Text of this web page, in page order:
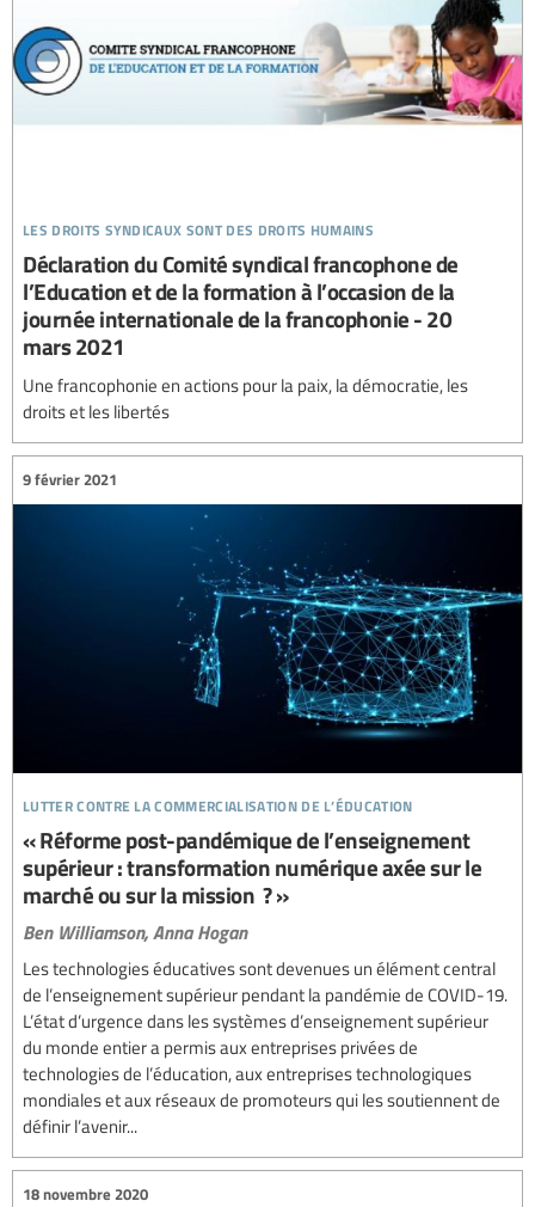
les droits syndicaux sont des droits humains
Déclaration du Comité syndical francophone de
l’Education et de la formation à l’occasion de la
journée internationale de la francophonie - 20
mars 2021
Une francophonie en actions pour la paix, la démocratie, les
droits et les libertés
lutter contre la commercialisation de l’éducation
9 février 2021
« Réforme post-pandémique de l’enseignement
supérieur : transformation numérique axée sur le
marché ou sur la mission ? »
Ben Williamson,Anna Hogan
Les technologies éducatives sont devenues un élément central
de l’enseignement supérieur pendant la pandémie de COVID-19.
L’état d’urgence dans les systèmes d’enseignement supérieur
du monde entier a permis aux entreprises privées de
technologies de l’éducation, aux entreprises technologiques
mondiales et aux réseaux de promoteurs qui les soutiennent de
définir l’avenir...
18 novembre 2020